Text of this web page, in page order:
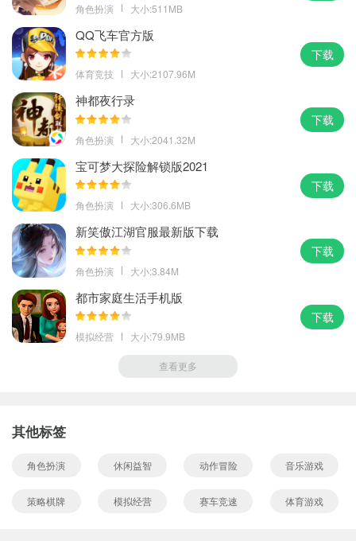
角色扮演 大小:511MB
QQ飞车官方版
体育竞技 大小:2107.96M
下载
神都夜行录
角色扮演 大小:2041.32M
下载
宝可梦大探险解锁版2021
角色扮演 大小:306.6MB
下载
新笑傲江湖官服最新版下载
角色扮演 大小:3.84M
下载
都市家庭生活手机版
模拟经营 大小:79.9MB
下载
查看更多
其他标签
角色扮演 休闲益智 动作冒险 音乐游戏
策略棋牌 模拟经营 赛车竞速 体育游戏